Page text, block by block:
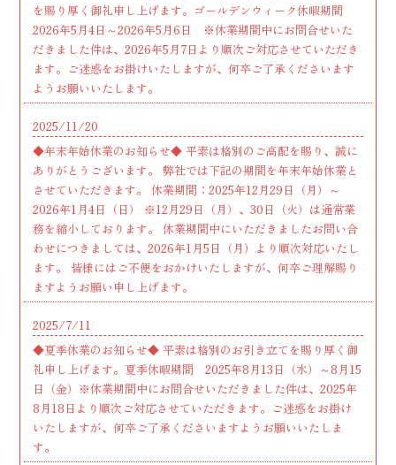
を賜り厚く御礼申し上げます。ゴールデンウィーク休暇期間
2026年5月4日～2026年5月6日 ※休業期間中にお問合せいた
だきました件は、2026年5月7日より順次ご対応させていただき
ます。ご迷惑をお掛けいたしますが、何卒ご了承くださいます
ようお願いいたします。
2025/11/20
◆年末年始休業のお知らせ◆ 平素は格別のご高配を賜り、誠に
ありがとうございます。 弊社では下記の期間を年末年始休業と
させていただきます。 休業期間：2025年12月29日（月）～
2026年1月4日（日） ※12月29日（月）、30日（火）は通常業
務を縮小しております。 休業期間中にいただきましたお問い合
わせにつきましては、2026年1月5日（月）より順次対応いたし
ます。 皆様にはご不便をおかけいたしますが、何卒ご理解賜り
ますようお願い申し上げます。
2025/7/11
◆夏季休業のお知らせ◆ 平素は格別のお引き立てを賜り厚く御
礼申し上げます。夏季休暇期間 2025年8月13日（水）～8月15
日（金）※休業期間中にお問合せいただきました件は、2025年
8月18日より順次ご対応させていただきます。ご迷惑をお掛け
いたしますが、何卒ご了承くださいますようお願いいたしま
す。